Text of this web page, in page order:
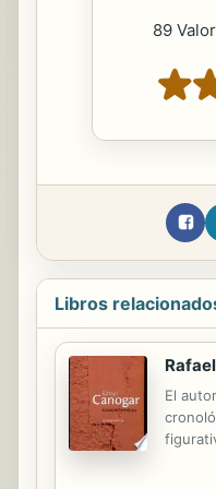
89
Libros
El
paso
para